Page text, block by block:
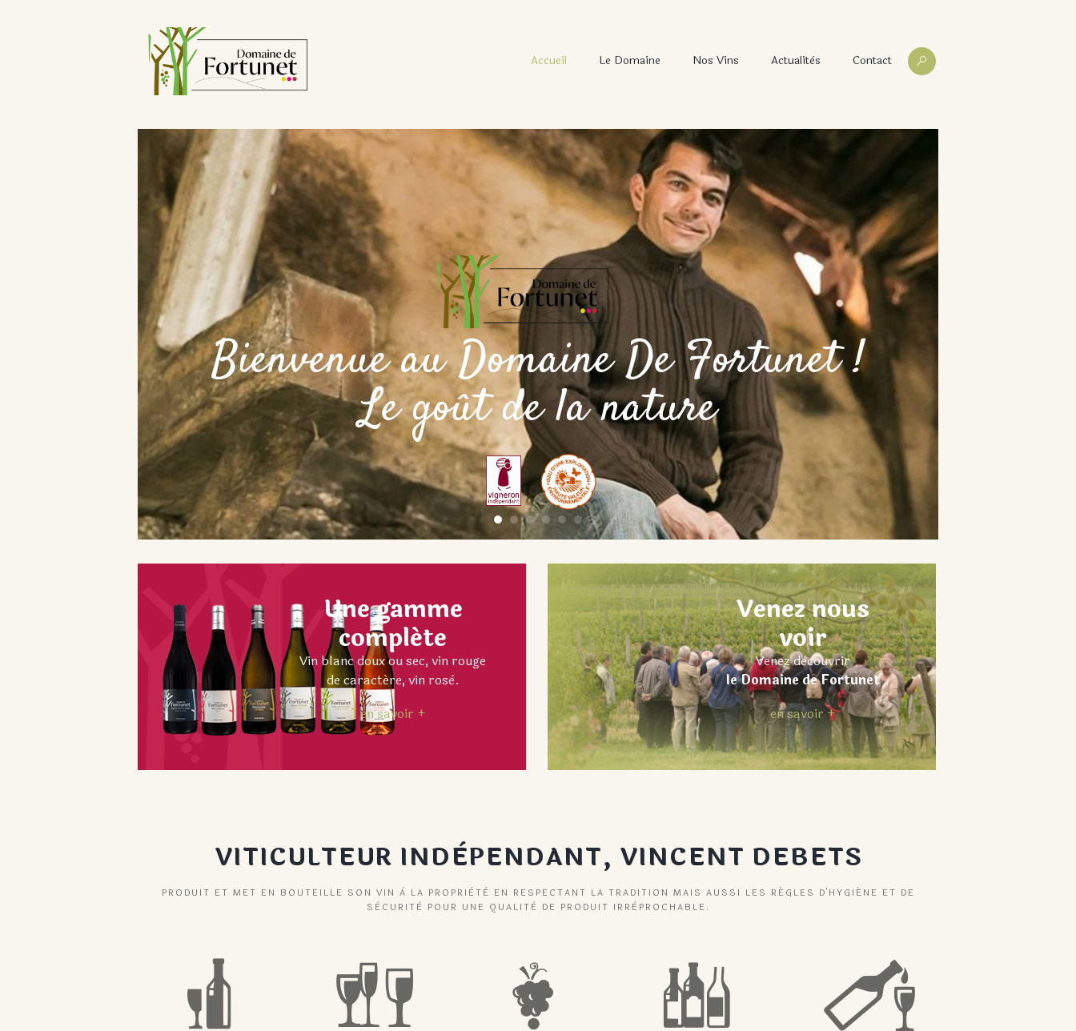
Accueil Le Domaine Nos Vins Actualitès Contact
Bienvenue au Domaine De Fortunet !
Le goût de la nature
Une gamme
compléte
Vin blanc doux ou sec, vin rouge
de caractére, vin rosè.
en savoir +
Venez nous
voir
Venez dècouvrir
le Domaine de Fortunet
en savoir +
VITICULTEUR INDÈPENDANT, VINCENT DEBETS
PRODUIT ET MET EN BOUTEILLE SON VIN À LA PROPRIÈTÈ EN RESPECTANT LA TRADITION MAIS AUSSI LES RÉGLES D'HYGIÉNE ET DE
SÈCURITÈ POUR UNE QUALITÈ DE PRODUIT IRRÈPROCHABLE.